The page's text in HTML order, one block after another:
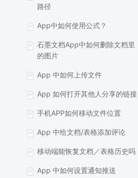
路径
App中如何使用公式？
石墨文档App中如何删除文档里
的图片
App 中如何上传文件
App 如何打开其他人分享的链接
手机APP如何移动文件位置
App 中给文档/表格添加评论
移动端能恢复文档／表格历史吗
App 中如何设置通知推送